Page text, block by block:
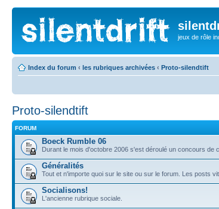
jeux de rôle
Index du forum ‹ les rubriques archivées ‹ Proto-silendtift
Proto-silendtift
FORUM
Boeck Rumble 06
Durant le mois d'octobre 2006 s'est déroulé un concours de
Généralités
Tout et n'importe quoi sur le site ou sur le forum. Les posts
Socialisons!
L'ancienne rubrique sociale.